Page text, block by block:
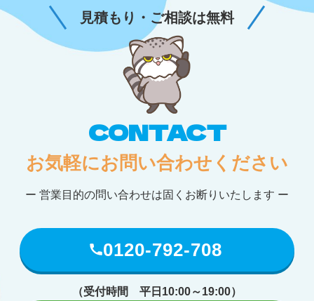
見積もり・ご相談は無料
CONTACT
お気軽にお問い合わせください
ー 営業目的の問い合わせは固くお断りいたします ー
0120-792-708
（受付時間 平日10:00～19:00）